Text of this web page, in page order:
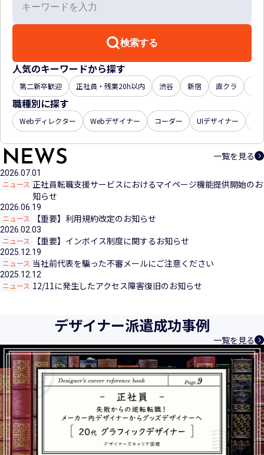
検索する
人気のキーワードから探す
第二新卒歓迎 正社員・残業20h以内 渋谷 新宿 直クラ
職種別に探す
Webディレクター Webデザイナー コーダー UIデザイナー
一覧を見る
2026.07.01
ニュース 正社員転職支援サービスにおけるマイページ機能提供開始のお
知らせ
2026.06.19
ニュース 【重要】利用規約改定のお知らせ
2026.02.03
ニュース 【重要】インボイス制度に関するお知らせ
2025.12.19
ニュース 当社前代表を騙った不審メールにご注意ください
2025.12.12
ニュース 12/11に発生したアクセス障害復旧のお知らせ
デザイナー派遣成功事例
一覧を見る